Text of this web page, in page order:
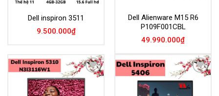
Dell inspiron 3511
9.500.000₫
Dell Alienware M15 R6
P109F001CBL
49.990.000₫
Add to
Wishlist
Add to
Wishlist